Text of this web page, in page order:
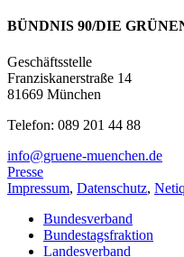
BÜNDNIS 90/DIE
Geschäftsstelle
Franziskanerstraße 14
81669 München
Telefon: 089 201 44 88
info@gruene-muenchen.de
Presse
Impressum, Datenschutz,
Bundesverband
Bundestagsfraktion
Landesverband